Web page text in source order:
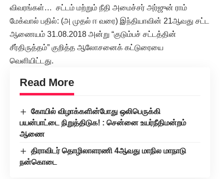
விவரங்கள்… சட்டம் மற்றும் நீதி அமைச்சர் அர்ஜுன் ராம்
மேக்வால் பதில்: (அ முதல் ஈ வரை) இந்தியாவின் 21ஆவது சட்ட
ஆணையம் 31.08.2018 அன்று “குடும்பச் சட்டத்தின்
சீர்திருத்தம்” குறித்த ஆலோசனைக் கட்டுரையை
வெளியிட்டது.
Read More
கோயில் விழாக்களின்போது ஒலிபெருக்கி
பயன்பாட்டை நிறுத்திடுக! : சென்னை உயர்நீதிமன்றம்
ஆணை
திராவிடர் தொழிலாளரணி 4ஆவது மாநில மாநாடு
நன்கொடை